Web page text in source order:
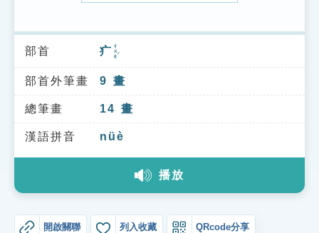
索引選單
知識索引
單字索引
生命大百科索引
部首 疒 ㄔㄨㄤˊ
部首外筆畫 9 畫
總筆畫 14 畫
漢語拼音 nüè
播放
開啟關聯 列入收藏 QRcode分享